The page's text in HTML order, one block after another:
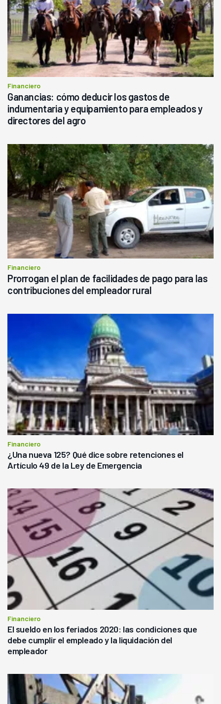
Financiero
Ganancias: cómo deducir los gastos de
indumentaria y equipamiento para empleados y
directores del agro
Financiero
Prorrogan el plan de facilidades de pago para las
contribuciones del empleador rural
Financiero
¿Una nueva 125? Qué dice sobre retenciones el
Artículo 49 de la Ley de Emergencia
Financiero
El sueldo en los feriados 2020: las condiciones que
debe cumplir el empleado y la liquidación del
empleador